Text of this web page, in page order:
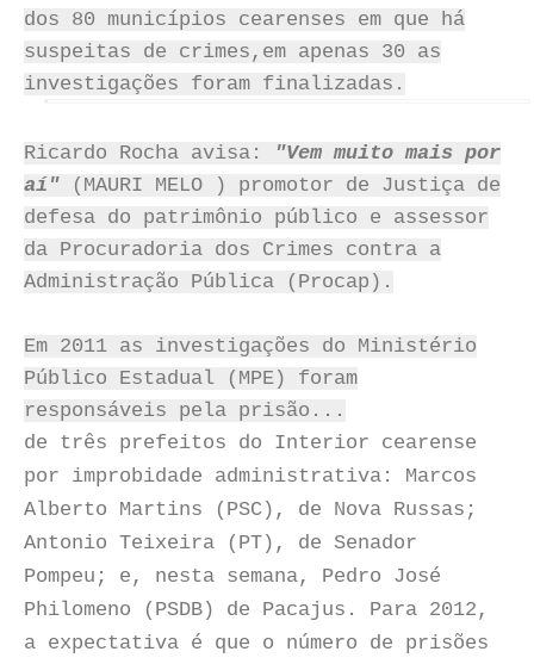
dos 80 municípios cearenses em que há
suspeitas de crimes,em apenas 30 as
investigações foram finalizadas.
Ricardo Rocha avisa: "Vem muito mais por
aí" (MAURI MELO ) promotor de Justiça de
defesa do patrimônio público e assessor
da Procuradoria dos Crimes contra a
Administração Pública (Procap).
Em 2011 as investigações do Ministério
Público Estadual (MPE) foram
responsáveis pela prisão...
de três prefeitos do Interior cearense
por improbidade administrativa: Marcos
Alberto Martins (PSC), de Nova Russas;
Antonio Teixeira (PT), de Senador
Pompeu; e, nesta semana, Pedro José
Philomeno (PSDB) de Pacajus. Para 2012,
a expectativa é que o número de prisões